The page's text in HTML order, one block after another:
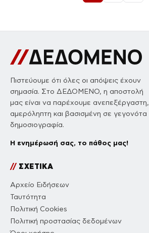
Πιστεύουμε ότι όλες οι απόψεις έχουν
σημασία. Στο ΔΕΔΟΜΕΝΟ, η αποστολή
μας είναι να παρέχουμε ανεπεξέργαστη,
αμερόληπτη και βασισμένη σε γεγονότα
δημοσιογραφία.
Η ενημέρωσή σας, το πάθος μας!
//ΣΧΕΤΙΚΑ
Αρχείο Ειδήσεων
Ταυτότητα
Πολιτική Cookies
Πολιτική προστασίας δεδομένων